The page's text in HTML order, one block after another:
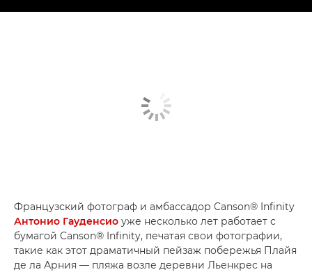
Французский фотограф и амбассадор Canson® Infinity
Антонио Гауденсио уже несколько лет работает с
бумагой Canson® Infinity, печатая свои фотографии,
такие как этот драматичный пейзаж побережья Плайя
де ла Арния — пляжа возле деревни Льенкрес на